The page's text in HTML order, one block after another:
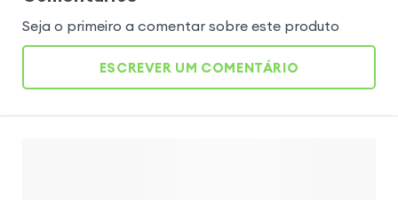
Seja o primeiro a comentar sobre este produto
ESCREVER UM COMENTÁRIO